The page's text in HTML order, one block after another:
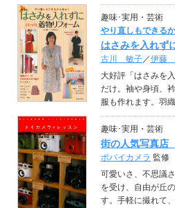
趣味･実用・芸術
やり直しもできる
はさみを入れず
古川 敏子／伊藤
大好評「はさみを
だけ。袖や身頃、
服も作れます。羽
趣味･実用・芸術
街の人気写真
ポパイカメラ 監修
可愛いさ、不思議
を受け、自由が丘
す。手軽に撮れて